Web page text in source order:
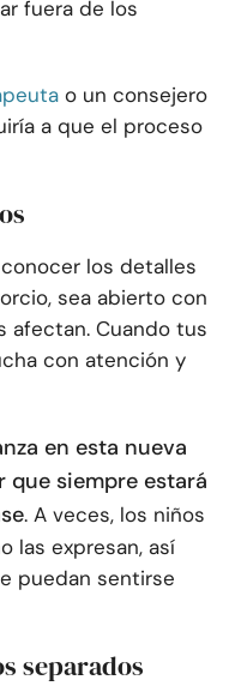
fuera de los
o un consejero
a que el proceso
los detalles
sea abierto con
afectan. Cuando tus
con atención y
en esta nueva
que siempre estará
. A veces, los niños
las expresan, así
puedan sentirse
separados